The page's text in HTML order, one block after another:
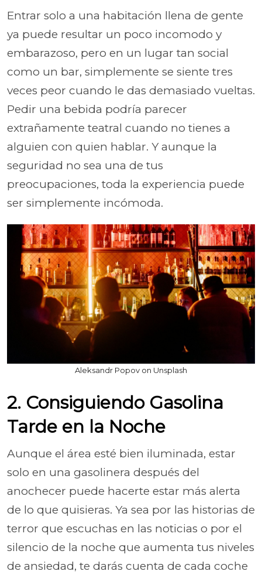
Entrar solo a una habitación llena de gente
ya puede resultar un poco incomodo y
embarazoso, pero en un lugar tan social
como un bar, simplemente se siente tres
veces peor cuando le das demasiado vueltas.
Pedir una bebida podría parecer
extrañamente teatral cuando no tienes a
alguien con quien hablar. Y aunque la
seguridad no sea una de tus
preocupaciones, toda la experiencia puede
ser simplemente incómoda.
Aleksandr Popov on Unsplash
2. Consiguiendo Gasolina
Tarde en la Noche
Aunque el área esté bien iluminada, estar
solo en una gasolinera después del
anochecer puede hacerte estar más alerta
de lo que quisieras. Ya sea por las historias de
terror que escuchas en las noticias o por el
silencio de la noche que aumenta tus niveles
de ansiedad, te darás cuenta de cada coche